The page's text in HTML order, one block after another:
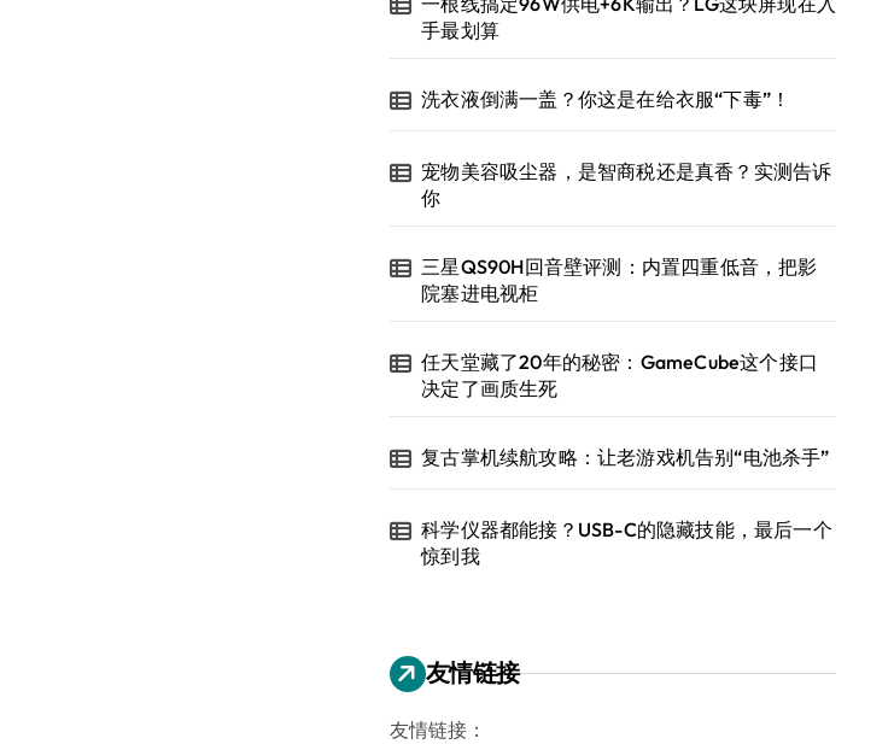
手最划算
洗衣液倒满一盖？你这是在给衣服“下毒”！
宠物美容吸尘器，是智商税还是真香？实测告诉
你
三星QS90H回音壁评测：内置四重低音，把影
院塞进电视柜
任天堂藏了20年的秘密：GameCube这个接口
决定了画质生死
复古掌机续航攻略：让老游戏机告别“电池杀手”
科学仪器都能接？USB-C的隐藏技能，最后一个
惊到我
友情链接
友情链接：